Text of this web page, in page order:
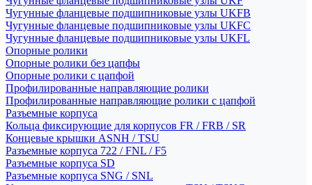
Чугунные фланцевые подшипниковые узлы UKFB
Чугунные фланцевые подшипниковые узлы UKFC
Чугунные фланцевые подшипниковые узлы UKFL
Опорные ролики
Опорные ролики без цапфы
Опорные ролики с цапфой
Профилированные направляющие ролики
Профилированные направляющие ролики с цапфой
Разъемные корпуса
Кольца фиксирующие для корпусов FR / FRB / SR
Концевые крышки ASNH / TSU
Разъемные корпуса 722 / FNL / F5
Разъемные корпуса SD
Разъемные корпуса SNG / SNL